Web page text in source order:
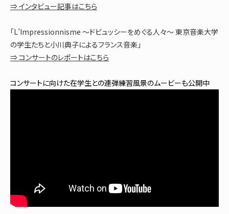
⇒ インタビュー記事はこちら
「L’Impressionnisme ～ドビュッシーをめぐる人々～ 東京音楽大学
の学生たちと小川典子によるフランス音楽」
⇒ コンサートのレポートはこちら
コンサートに向けた在学生との連弾練習風景のムービーも公開中